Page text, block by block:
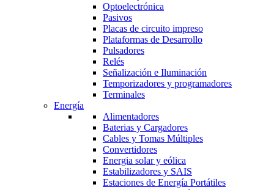
Optoelectrónica
Pasivos
Placas de circuito impreso
Plataformas de Desarrollo
Pulsadores
Relés
Señalización e Iluminación
Temporizadores y programadores
Terminales
Energía
Alimentadores
Baterias y Cargadores
Cables y Tomas Múltiples
Convertidores
Energia solar y eólica
Estabilizadores y SAIS
Estaciones de Energía Portátiles